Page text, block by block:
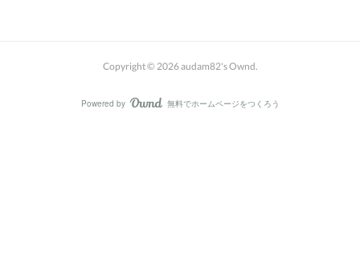
Copyright © 2026audam82's Ownd.
Powered by AmebaOwnd
無料でホームページをつくろう